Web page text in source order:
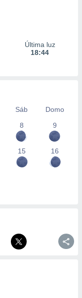
Última luz
18:44
Sáb
Domo
8 9
15 16